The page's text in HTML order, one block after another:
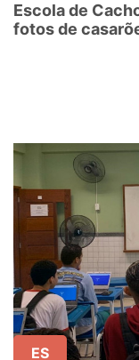
Escola de
fotos de
ES